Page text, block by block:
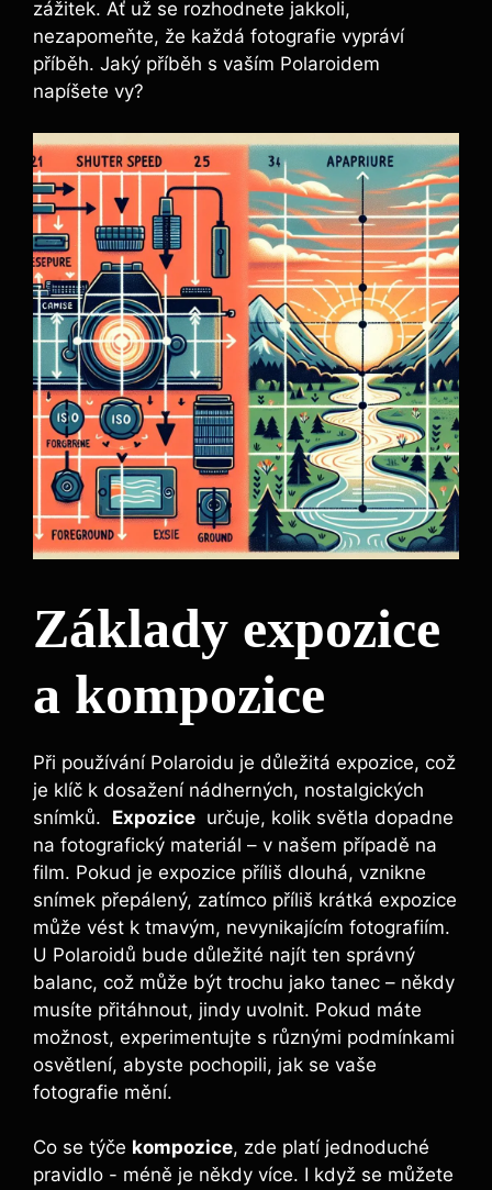
zážitek. Ať už se rozhodnete jakkoli,
nezapomeňte, ⁤že⁢ každá fotografie vypráví
příběh. ‌Jaký ⁤příběh ⁢s⁢ vaším‍ Polaroidem
napíšete vy?
Základy expozice‍
a‍ kompozice
Při používání Polaroidu je ​důležitá ​expozice, což
je‌ klíč ​k dosažení nádherných,⁤ nostalgických
snímků. ​ Expozice ‌ určuje, kolik světla dopadne
na fotografický materiál – v⁢ našem⁣ případě na
film. Pokud je expozice ⁢příliš​ dlouhá, vznikne‍
snímek ​přepálený,⁢ zatímco příliš‍ krátká expozice
⁤může vést k tmavým,‍ nevynikajícím fotografiím.
U Polaroidů bude důležité najít ⁢ten ⁢správný
balanc, což může být ⁢trochu jako tanec – někdy
musíte přitáhnout, jindy ‍uvolnit. Pokud​ máte
možnost, experimentujte‌ s různými⁤ podmínkami⁣
osvětlení, abyste pochopili,⁤ jak se vaše
fotografie mění.
Co‌ se týče kompozice, ⁤zde platí ​jednoduché
pravidlo -⁢ méně je někdy⁢ více. I když se ‍můžete